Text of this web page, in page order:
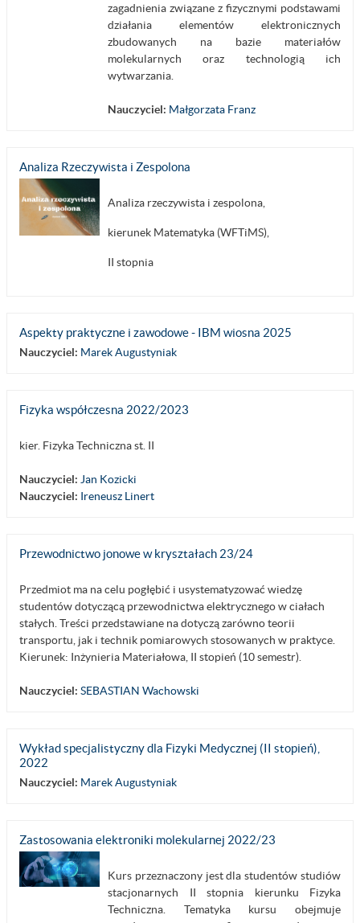
zagadnienia związane z fizycznymi podstawami
działania elementów elektronicznych
zbudowanych na bazie materiałów
molekularnych oraz technologią ich
wytwarzania.
Nauczyciel: Małgorzata Franz
Analiza Rzeczywista i Zespolona
Analiza rzeczywista i zespolona,
kierunek Matematyka (WFTiMS),
II stopnia
Aspekty praktyczne i zawodowe - IBM wiosna 2025
Nauczyciel: Marek Augustyniak
Fizyka współczesna 2022/2023
kier. Fizyka Techniczna st. II
Nauczyciel: Jan Kozicki
Nauczyciel: Ireneusz Linert
Przewodnictwo jonowe w kryształach 23/24
Przedmiot ma na celu pogłębić i usystematyzować wiedzę
studentów dotyczącą przewodnictwa elektrycznego w ciałach
stałych. Treści przedstawiane na dotyczą zarówno teorii
transportu, jak i technik pomiarowych stosowanych w praktyce.
Kierunek: Inżynieria Materiałowa, II stopień (10 semestr).
Nauczyciel: SEBASTIAN Wachowski
Wykład specjalistyczny dla Fizyki Medycznej (II stopień),
2022
Nauczyciel: Marek Augustyniak
Zastosowania elektroniki molekularnej 2022/23
Kurs przeznaczony jest dla studentów studiów
stacjonarnych II stopnia kierunku Fizyka
Techniczna. Tematyka kursu obejmuje